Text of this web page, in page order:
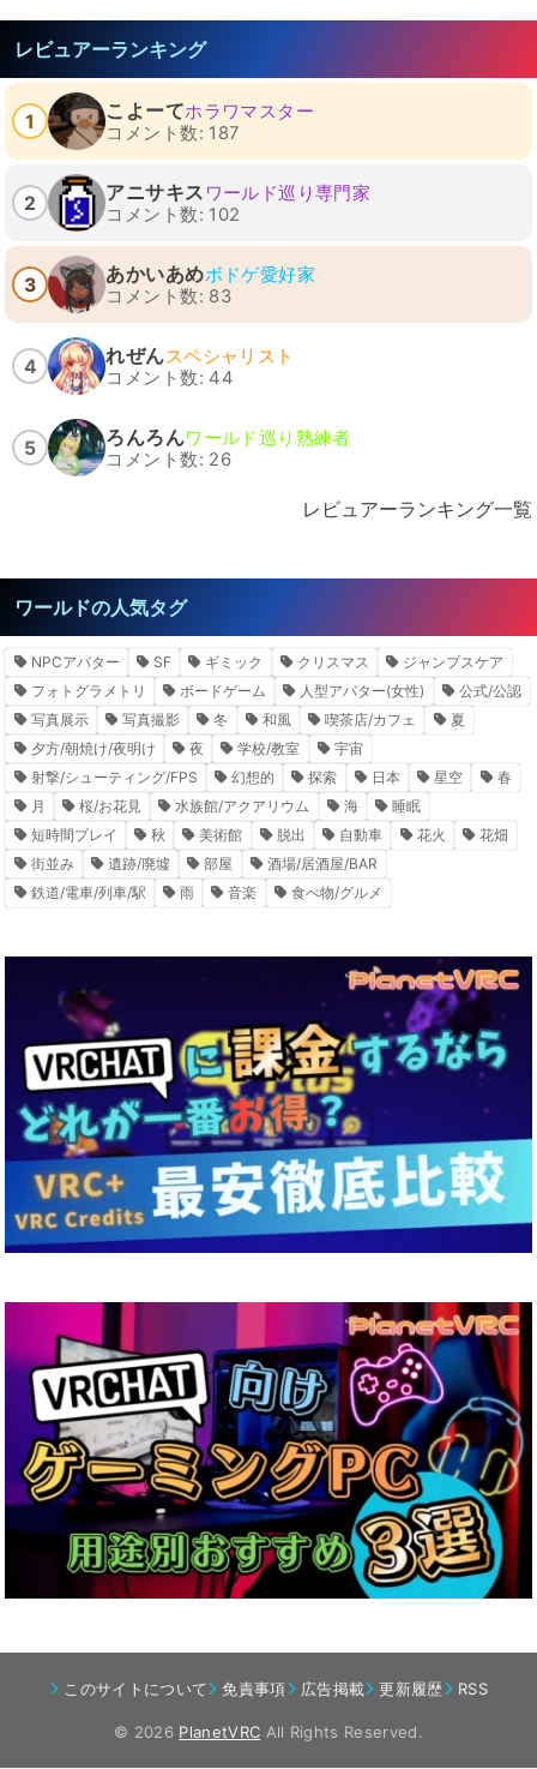
レビュアーランキング
1 こよーてホラワマスター
コメント数: 187
2 アニサキス ワールド巡り専門家
コメント数: 102
3 あかいあめボドゲ愛好家
コメント数: 83
4 れぜんスペシャリスト
コメント数: 44
5 ろんろんワールド巡り熟練者
コメント数: 26
レビュアーランキング一覧
ワールドの人気タグ
NPCアバター SF ギミック クリスマス
ジャンプスケア
フォトグラメトリ
ボードゲーム 人型アバター(女性)
公式/公認
写真展示
写真撮影 冬 和風 喫茶店/カフェ
夏
夕方/朝焼け/夜明け
夜 学校/教室
宇宙
射撃/シューティング/FPS
幻想的 探索 日本 星空
春
月
桜/お花見 水族館/アクアリウム 海
睡眠
短時間プレイ
秋 美術館 脱出 自動車 花火
花畑
街並み
遺跡/廃墟 部屋
酒場/居酒屋/BAR
鉄道/電車/列車/駅
雨 音楽 食べ物/グルメ
このサイトについて 免責事項 広告掲載 更新履歴 RSS
© 2026 PlanetVRC All Rights Reserved.